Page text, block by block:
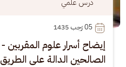
درس علمي
05 رَجب 1435
الصالحين الدالة على الطريق